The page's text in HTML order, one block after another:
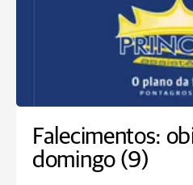
Falecimentos:
domingo (9)